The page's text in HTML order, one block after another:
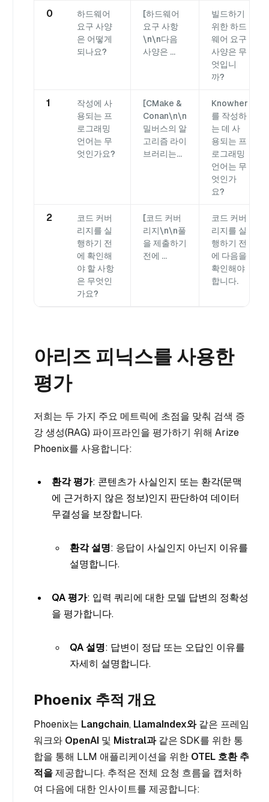
0
하드웨어
요구 사양
은 어떻게
되나요?
[하드웨어
요구 사항
\n\n다음
사양은 ...
빌드하기
위한 하드
웨어 요구
사양은 무
엇입니
까?
1
작성에 사
용되는 프
로그래밍
언어는 무
엇인가요?
[CMake &
Conan\n\n
밀버스의 알
고리즘 라이
브러리는...
Knowher
를 작성하
는 데 사
용되는 프
로그래밍
언어는 무
엇인가
요?
2
코드 커버
리지를 실
행하기 전
에 확인해
야 할 사항
은 무엇인
가요?
[코드 커버
리지\n\n풀
을 제출하기
전에 ...
코드 커버
리지를 실
행하기 전
에 다음을
확인해야
합니다.
아리즈 피닉스를 사용한
평가
저희는 두 가지 주요 메트릭에 초점을 맞춰 검색 증
강 생성(RAG) 파이프라인을 평가하기 위해 Arize
Phoenix를 사용합니다:
환각 평가: 콘텐츠가 사실인지 또는 환각(문맥
에 근거하지 않은 정보)인지 판단하여 데이터
무결성을 보장합니다.
환각 설명: 응답이 사실인지 아닌지 이유를
설명합니다.
QA 평가: 입력 쿼리에 대한 모델 답변의 정확성
을 평가합니다.
QA 설명: 답변이 정답 또는 오답인 이유를
자세히 설명합니다.
Phoenix 추적 개요
Phoenix는 Langchain, LlamaIndex와같은 프레임
워크와 OpenAI 및 Mistral과같은 SDK를 위한 통
합을 통해 LLM 애플리케이션을 위한 OTEL 호환 추
적을제공합니다. 추적은 전체 요청 흐름을 캡처하
여 다음에 대한 인사이트를 제공합니다: